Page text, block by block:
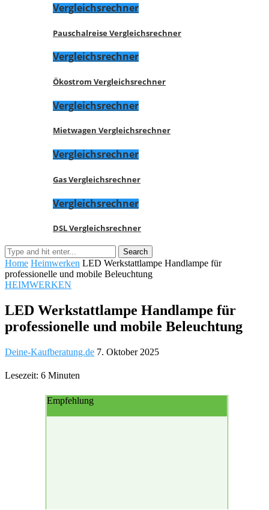
Vergleichsrechner
Pauschalreise Vergleichsrechner
Vergleichsrechner
Ökostrom Vergleichsrechner
Vergleichsrechner
Mietwagen Vergleichsrechner
Vergleichsrechner
Gas Vergleichsrechner
Vergleichsrechner
DSL Vergleichsrechner
Home Heimwerken LED Werkstattlampe Handlampe für
professionelle und mobile Beleuchtung
HEIMWERKEN
LED Werkstattlampe Handlampe für
professionelle und mobile Beleuchtung
Deine-Kaufberatung.de 7. Oktober 2025
Lesezeit: 6 Minuten
Empfehlung